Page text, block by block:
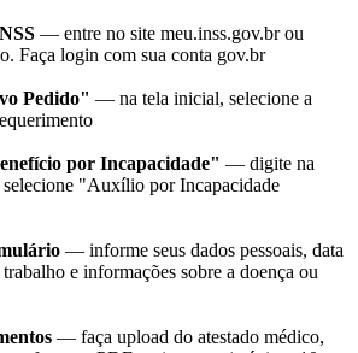
— entre no site meu.inss.gov.br ou
Faça login com sua conta gov.br
Pedido" — na tela inicial, selecione a
por Incapacidade" — digite na
selecione "Auxílio por Incapacidade
— informe seus dados pessoais, data
e informações sobre a doença ou
— faça upload do atestado médico,